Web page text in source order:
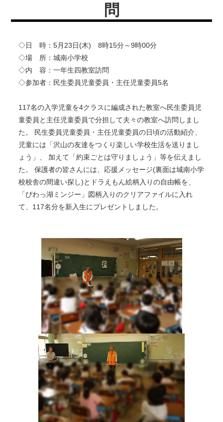
問
◇日 時：5月23日(木) 8時15分～9時00分
◇場 所：城南小学校
◇内 容：一年生四教室訪問
◇参加者：民生委員児童委員・主任児童委員5名
117名の入学児童を4クラスに編成された教室へ民生委員児
童委員と主任児童委員で分担して夫々の教室へ訪問しまし
た。 民生委員児童委員・主任児童委員の日頃の活動紹介、
児童には「沢山の友達をつくり楽しい学校生活を送りまし
ょう」、 加えて「約束ごとは守りましょう」等を伝えまし
た。 保護者の皆さんには、応援メッセージ(裏面は城南小学
校校舎の間違い探し)とドラえもん絵柄入りの自由帳を、
「ぴわっ湖ミンジー」図柄入りのクリアファイルに入れ
て、117名分を新入生にプレゼントしました。